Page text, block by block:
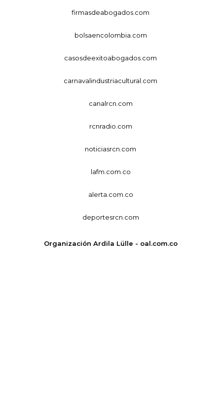
firmasdeabogados.com
bolsaencolombia.com
casosdeexitoabogados.com
carnavalindustriacultural.com
canalrcn.com
rcnradio.com
noticiasrcn.com
lafm.com.co
alerta.com.co
deportesrcn.com
Organización Ardila Lülle - oal.com.co